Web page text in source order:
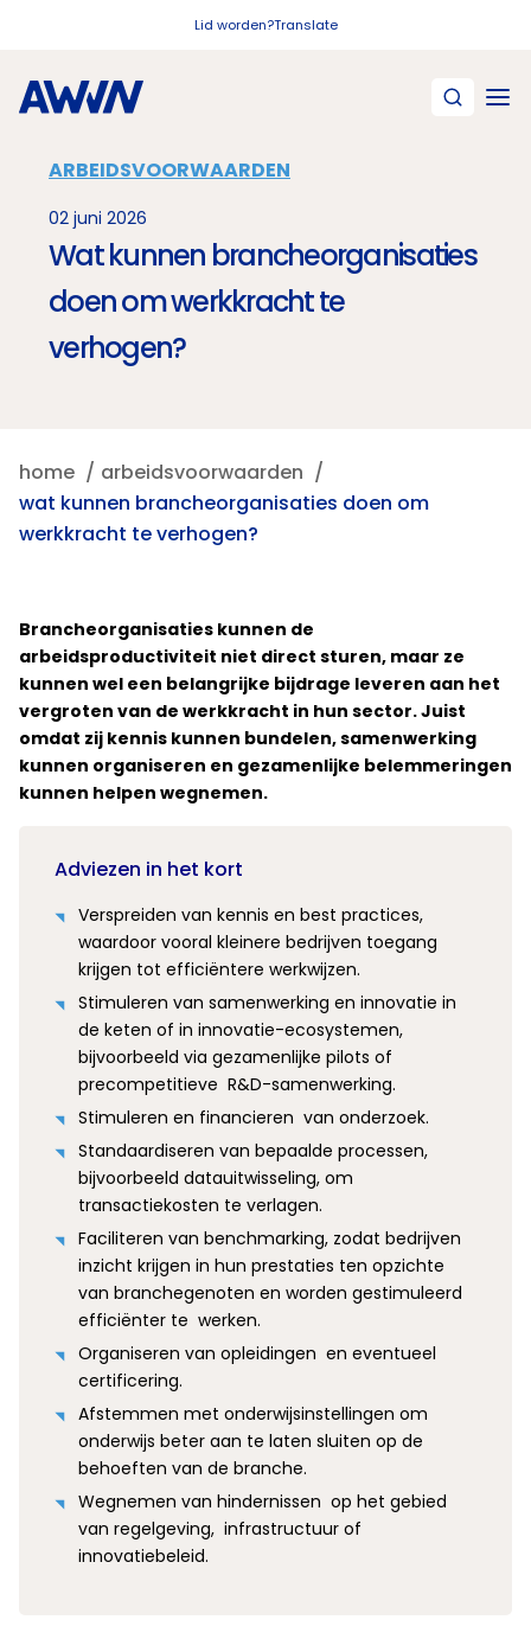
Lid worden?Translate
ARBEIDSVOORWAARDEN
02 juni 2026
Wat kunnen brancheorganisaties
doen om werkkracht te
verhogen?
home
arbeidsvoorwaarden
wat kunnen brancheorganisaties doen om
werkkracht te verhogen?
Brancheorganisaties kunnen de
arbeidsproductiviteit niet direct sturen, maar ze
kunnen wel een belangrijke bijdrage leveren aan het
vergroten van de werkkracht in hun sector. Juist
omdat zij kennis kunnen bundelen, samenwerking
kunnen organiseren en gezamenlijke belemmeringen
kunnen helpen wegnemen.
Adviezen in het kort
Verspreiden van kennis en best practices,
waardoor vooral kleinere bedrijven toegang
krijgen tot efficiëntere werkwijzen.
Stimuleren van samenwerking en innovatie in
de keten of in innovatie-ecosystemen,
bijvoorbeeld via gezamenlijke pilots of
precompetitieve R&D-samenwerking.
Stimuleren en financieren van onderzoek.
Standaardiseren van bepaalde processen,
bijvoorbeeld datauitwisseling, om
transactiekosten te verlagen.
Faciliteren van benchmarking, zodat bedrijven
inzicht krijgen in hun prestaties ten opzichte
van branchegenoten en worden gestimuleerd
efficiënter te werken.
Organiseren van opleidingen en eventueel
certificering.
Afstemmen met onderwijsinstellingen om
onderwijs beter aan te laten sluiten op de
behoeften van de branche.
Wegnemen van hindernissen op het gebied
van regelgeving, infrastructuur of
innovatiebeleid.